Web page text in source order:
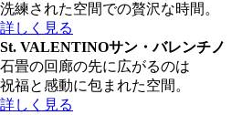
洗練された空間での贅沢な時間。
詳しく見る
St. VALENTINOサン・バレンチノ
石畳の回廊の先に広がるのは
祝福と感動に包まれた空間。
詳しく見る